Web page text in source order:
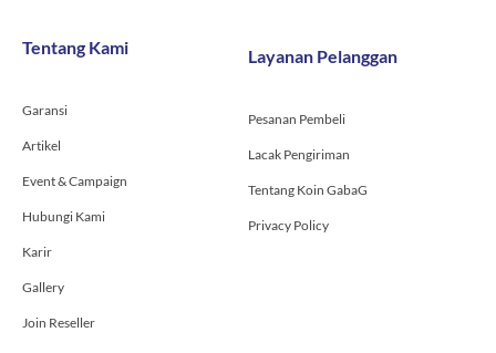
o
o
f
g
r
Tentang Kami
Garansi
Artikel
Event & Campaign
Hubungi Kami
Karir
Gallery
Join Reseller
Layanan Pelanggan
Pesanan Pembeli
Lacak Pengiriman
Tentang Koin GabaG
Privacy Policy